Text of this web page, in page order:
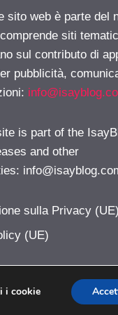
sito web è parte del
siti
sul contributo di
pubblicità,
is part of the
and other
sulla Privacy (UE)
(UE)
i cookie